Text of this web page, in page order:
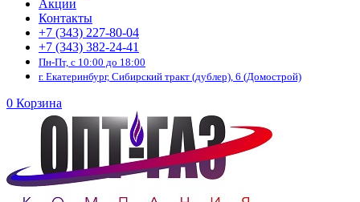
Акции
Контакты
+7 (343) 227-80-04
+7 (343) 382-24-41
Пн-Пт, с 10:00 до 18:00
г. Екатеринбург, Сибирский тракт (дублер), 6 (Домострой)
0 Корзина